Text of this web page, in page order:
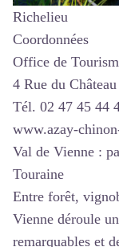
Richelieu
Coordonnées
Office de
4 Rue du
Tél. 02 47 45 44
www.azay-
Val de Vienne :
Touraine
Entre forêt,
Vienne déroule
remarquables et